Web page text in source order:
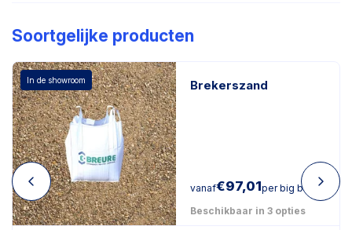
Soortgelijke producten
In de showroom Brekerszand
vanaf€97,01per big bag
Beschikbaar in 3 opties